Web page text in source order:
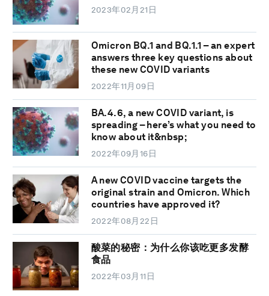
2023年02月21日
Omicron BQ.1 and BQ.1.1 – an expert
answers three key questions about
these new COVID variants
2022年11月09日
BA.4.6, a new COVID variant, is
spreading – here’s what you need to
know about it&nbsp;
2022年09月16日
A new COVID vaccine targets the
original strain and Omicron. Which
countries have approved it?
2022年08月22日
酸菜的秘密：为什么你该吃更多发酵
食品
2022年03月11日